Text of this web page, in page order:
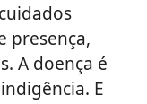
presença,
A doença é
E